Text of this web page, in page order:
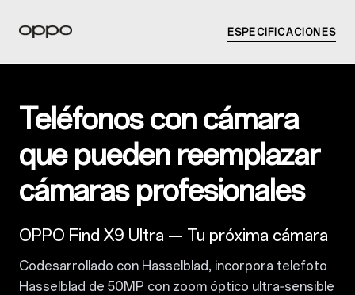
ESPECIFICACIONES
Teléfonos con cámara
que pueden reemplazar
cámaras profesionales
OPPO Find X9 Ultra — Tu próxima cámara
Codesarrollado con Hasselblad, incorpora telefoto
Hasselblad de 50MP con zoom óptico ultra‑sensible